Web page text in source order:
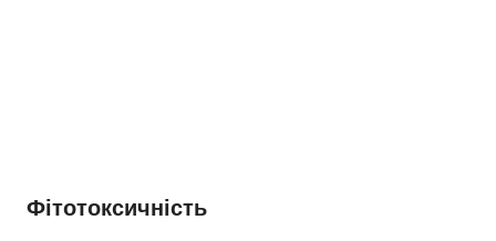
Фітотоксичність